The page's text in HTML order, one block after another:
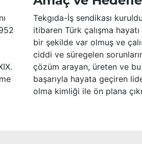
Tekgıda-İş sendikası
itibaren Türk çalışma
bir şekilde var olmuş ve
ciddi ve süregelen
çözüm arayan, üreten ve
başarıyla hayata geçiren
olma kimliği ile ön plana